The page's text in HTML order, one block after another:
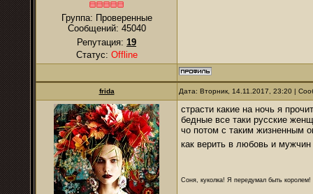
Группа: Проверенные
Сообщений: 45040
Репутация: 19
Статус: Offline
frida Дата: Вторник, 14.11.2017, 23:20 |
страсти какие на ночь я
бедные все таки русские
чо потом с таким жизненным
как верить в любовь и мужчин
Соня, куколка! Я передумал быть